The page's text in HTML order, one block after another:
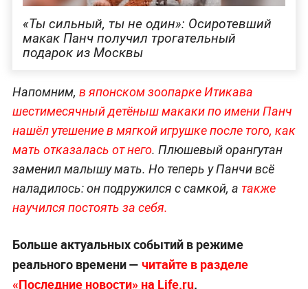
«Ты сильный, ты не один»: Осиротевший
макак Панч получил трогательный
подарок из Москвы
Напомним, в японском зоопарке Итикава
шестимесячный детёныш макаки по имени Панч
нашёл утешение в мягкой игрушке после того, как
мать отказалась от него. Плюшевый орангутан
заменил малышу мать. Но теперь у Панчи всё
наладилось: он подружился с самкой, а также
научился постоять за себя.
Больше актуальных событий в режиме
реального времени — читайте в разделе
«Последние новости» на Life.ru.